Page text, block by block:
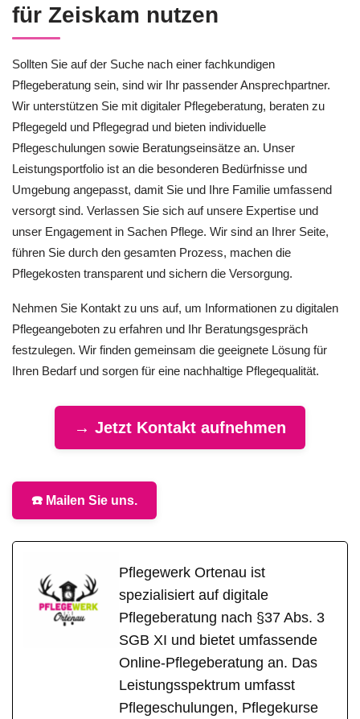
für Zeiskam nutzen
Sollten Sie auf der Suche nach einer fachkundigen
Pflegeberatung sein, sind wir Ihr passender Ansprechpartner.
Wir unterstützen Sie mit digitaler Pflegeberatung, beraten zu
Pflegegeld und Pflegegrad und bieten individuelle
Pflegeschulungen sowie Beratungseinsätze an. Unser
Leistungsportfolio ist an die besonderen Bedürfnisse und
Umgebung angepasst, damit Sie und Ihre Familie umfassend
versorgt sind. Verlassen Sie sich auf unsere Expertise und
unser Engagement in Sachen Pflege. Wir sind an Ihrer Seite,
führen Sie durch den gesamten Prozess, machen die
Pflegekosten transparent und sichern die Versorgung.
Nehmen Sie Kontakt zu uns auf, um Informationen zu digitalen
Pflegeangeboten zu erfahren und Ihr Beratungsgespräch
festzulegen. Wir finden gemeinsam die geeignete Lösung für
Ihren Bedarf und sorgen für eine nachhaltige Pflegequalität.
→ Jetzt Kontakt aufnehmen
☎️ Mailen Sie uns.
Pflegewerk Ortenau ist
spezialisiert auf digitale
Pflegeberatung nach §37 Abs. 3
SGB XI und bietet umfassende
Online-Pflegeberatung an. Das
Leistungsspektrum umfasst
Pflegeschulungen, Pflegekurse